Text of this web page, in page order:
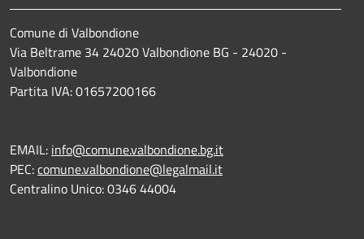
Comune di Valbondione
Via Beltrame 34 24020 Valbondione BG - 24020 -
Valbondione
Partita IVA: 01657200166
EMAIL: info@comune.valbondione.bg.it
PEC:comune.valbondione@legalmail.it
Centralino Unico: 0346 44004